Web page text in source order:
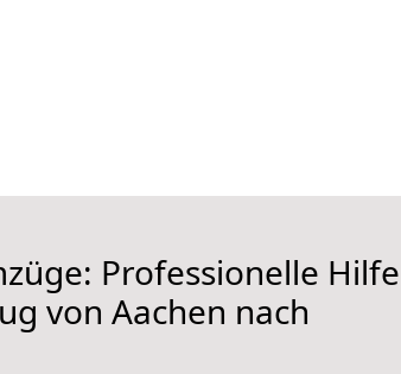
Professionelle Hilfe
von Aachen nach